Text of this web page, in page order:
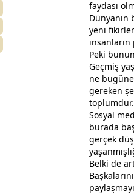
faydası
yeni fikirler
insanların
Peki
Geçmiş
ne
gereken
toplumdur.
Sosyal
burada
gerçek
Belki de